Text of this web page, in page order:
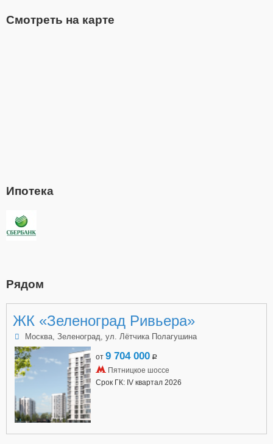
Смотреть на карте
Ипотека
Рядом
ЖК «Зеленоград Ривьера»
Москва, Зеленоград, ул. Лётчика Полагушина
от 9 704 000 a
Пятницкое шоссе
Срок ГК: IV квартал 2026